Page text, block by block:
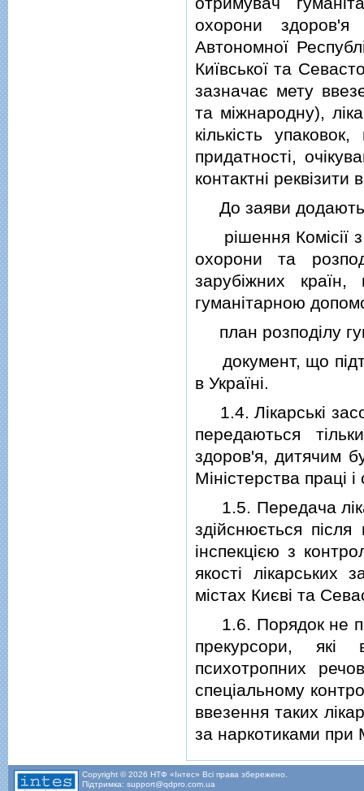
охорони
Автономної
Київської та
зазначає мету
та мiжнародну),
кiлькiсть
придатностi,
контактнi реквiзити
До заяви
рiшення Комiсiї з
охорони та
зарубiжних
гуманiтарною
план розподiлу
документ, що
в Українi.
1.4. Лiкарськi
передаються
здоров'я, дитячим
Мiнiстерства працi i
1.5. Передача
здiйснюється пiсля
iнспекцiєю з
якостi лiкарських
мiстах Києвi та
1.6. Порядок не
прекурсори, якi
психотропних
спецiальному
ввезення таких
за наркотиками при
Copyright © 2026 НТФ «Інтес» Всі права збережено.
Підтримка: support@qdpro.com.ua